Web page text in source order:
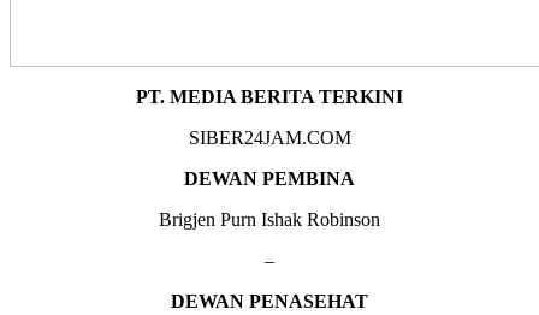
PT. MEDIA BERITA TERKINI
SIBER24JAM.COM
DEWAN PEMBINA
Brigjen Purn Ishak Robinson
–
DEWAN PENASEHAT